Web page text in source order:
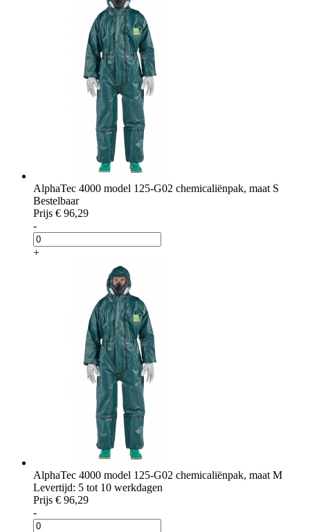
AlphaTec 4000 model 125-G02 chemicaliënpak, maat S
Bestelbaar
Prijs € 96,29
-
+
AlphaTec 4000 model 125-G02 chemicaliënpak, maat M
Levertijd: 5 tot 10 werkdagen
Prijs € 96,29
-